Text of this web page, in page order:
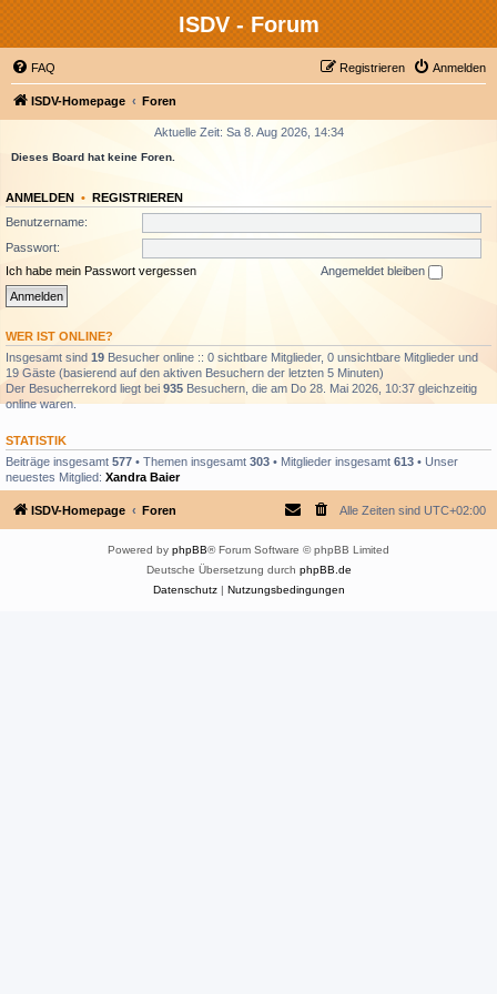
ISDV - Forum
FAQ Anmelden
Registrieren
ISDV-Homepage Foren
Aktuelle Zeit: Sa 8. Aug 2026, 14:34
Dieses Board hat keine Foren.
ANMELDEN • REGISTRIEREN
Benutzername:
Passwort:
Ich habe mein Passwort vergessen
Angemeldet bleiben
WER IST ONLINE?
Insgesamt sind 19 Besucher online :: 0 sichtbare Mitglieder, 0 unsichtbare Mitglieder und
19 Gäste (basierend auf den aktiven Besuchern der letzten 5 Minuten)
Der Besucherrekord liegt bei 935 Besuchern, die am Do 28. Mai 2026, 10:37 gleichzeitig
online waren.
STATISTIK
Beiträge insgesamt 577 • Themen insgesamt 303 • Mitglieder insgesamt 613 • Unser
neuestes Mitglied: Xandra Baier
ISDV-Homepage Foren Alle Zeiten sind UTC+02:00
Powered by phpBB® Forum Software © phpBB Limited
Deutsche Übersetzung durch phpBB.de
Datenschutz| Nutzungsbedingungen